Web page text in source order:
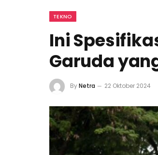
TEKNO
Ini
Garuda
ByNetra 22 Oktober 2024